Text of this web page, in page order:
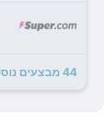
44 מבצעים נוספים לTaj Swarna